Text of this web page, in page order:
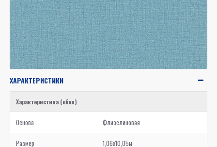
ХАРАКТЕРИСТИКИ
Характеристика (обои)
Основа Флизелиновая
Размер 1,06x10,05м